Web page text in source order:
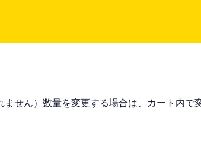
せん）数量を変更する場合は、カート内